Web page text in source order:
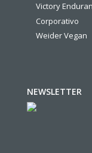
Victory
Corporativo
Weider Vegan
NEWSLETTER